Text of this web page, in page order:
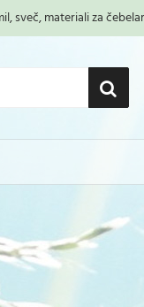
sveč, materiali za